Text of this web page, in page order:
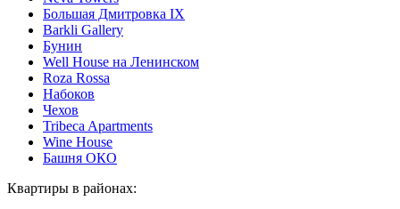
Большая Дмитровка IX
Barkli Gallery
Бунин
Well House на Ленинском
Roza Rossa
Набоков
Чехов
Tribeca Apartments
Wine House
Башня ОКО
Квартиры в районах: